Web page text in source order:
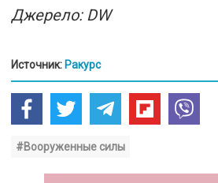
Джерело: DW
Источник: Ракурс
#Вооруженные силы